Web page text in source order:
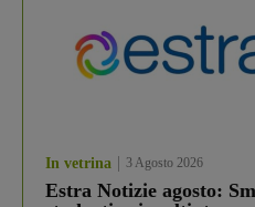
In vetrina 3 Agosto 2026
Estra Notizie agosto: